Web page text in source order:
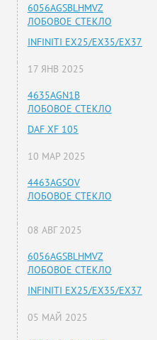
6056AGSBLHMVZ
ЛОБОВОЕ СТЕКЛО
INFINITI EX25/EX35/EX37
17 ЯНВ 2025
4635AGN1B
ЛОБОВОЕ СТЕКЛО
DAF XF 105
10 МАР 2025
4463AGSOV
ЛОБОВОЕ СТЕКЛО
08 АВГ 2025
6056AGSBLHMVZ
ЛОБОВОЕ СТЕКЛО
INFINITI EX25/EX35/EX37
05 МАЙ 2025